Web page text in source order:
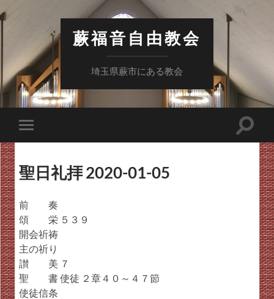
蕨福音自由教会
埼玉県蕨市にある教会
モ
バ
ル
メ
ニ
ー
り
替
え
る
検
聖日礼拝 2020-01-05
前 奏
頌 栄 ５３９
開会祈祷
主の祈り
讃 美 ７
聖 書 使徒 ２章４０～４７節
使徒信条